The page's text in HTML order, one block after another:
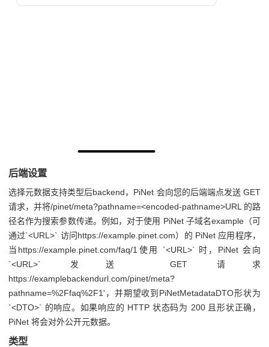
后端设置
选择元数据支持类型后backend，PiNet 会向您的后端端点发送 GET
请求，并将/pinet/meta?pathname=<encoded-pathname>URL 的路
径名作为搜索参数传递。例如，对于使用 PiNet 子域名example（可
通过`<URL>` 访问https://example.pinet.com）的 PiNet 应用程序，
当https://example.pinet.com/faq/1使用 `<URL>` 时，PiNet 会向
`<URL>` 发送 GET 请求
https://examplebackendurl.com/pinet/meta?
pathname=%2Ffaq%2F1'，并期望收到PiNetMetadataDTO形状为
`<DTO>` 的响应。如果响应的 HTTP 状态码为 200 且形状正确，
PiNet 将会对外公开元数据。
类型